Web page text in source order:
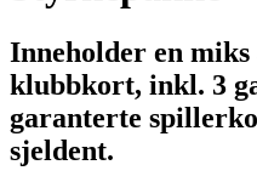
Inneholder en
klubbkort, inkl. 3
garanterte
sjeldent.